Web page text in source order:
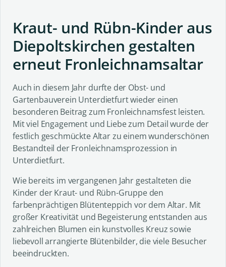
Kraut- und Rübn-Kinder aus
Diepoltskirchen gestalten
erneut Fronleichnamsaltar
Auch in diesem Jahr durfte der Obst- und
Gartenbauverein Unterdietfurt wieder einen
besonderen Beitrag zum Fronleichnamsfest leisten.
Mit viel Engagement und Liebe zum Detail wurde der
festlich geschmückte Altar zu einem wunderschönen
Bestandteil der Fronleichnamsprozession in
Unterdietfurt.
Wie bereits im vergangenen Jahr gestalteten die
Kinder der Kraut- und Rübn-Gruppe den
farbenprächtigen Blütenteppich vor dem Altar. Mit
großer Kreativität und Begeisterung entstanden aus
zahlreichen Blumen ein kunstvolles Kreuz sowie
liebevoll arrangierte Blütenbilder, die viele Besucher
beeindruckten.